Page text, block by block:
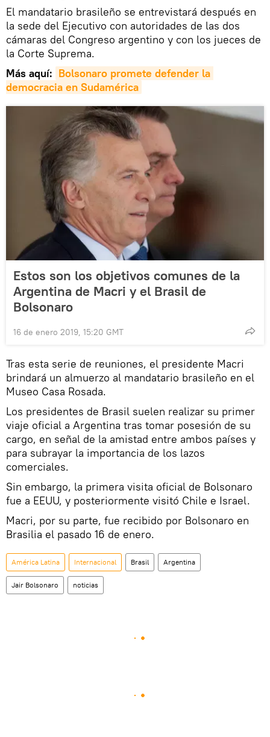
El mandatario brasileño se entrevistará después en
la sede del Ejecutivo con autoridades de las dos
cámaras del Congreso argentino y con los jueces de
la Corte Suprema.
Más aquí: Bolsonaro promete defender la
democracia en Sudamérica
Estos son los objetivos comunes de la
Argentina de Macri y el Brasil de
Bolsonaro
16 de enero 2019, 15:20 GMT
Tras esta serie de reuniones, el presidente Macri
brindará un almuerzo al mandatario brasileño en el
Museo Casa Rosada.
Los presidentes de Brasil suelen realizar su primer
viaje oficial a Argentina tras tomar posesión de su
cargo, en señal de la amistad entre ambos países y
para subrayar la importancia de los lazos
comerciales.
Sin embargo, la primera visita oficial de Bolsonaro
fue a EEUU, y posteriormente visitó Chile e Israel.
Macri, por su parte, fue recibido por Bolsonaro en
Brasilia el pasado 16 de enero.
América Latina Internacional Brasil Argentina
Jair Bolsonaro noticias